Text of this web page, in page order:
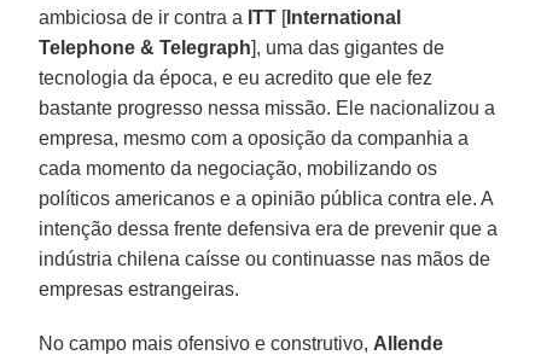
ambiciosa de ir contra a ITT [International
Telephone & Telegraph], uma das gigantes de
tecnologia da época, e eu acredito que ele fez
bastante progresso nessa missão. Ele nacionalizou a
empresa, mesmo com a oposição da companhia a
cada momento da negociação, mobilizando os
políticos americanos e a opinião pública contra ele. A
intenção dessa frente defensiva era de prevenir que a
indústria chilena caísse ou continuasse nas mãos de
empresas estrangeiras.
No campo mais ofensivo e construtivo, Allende